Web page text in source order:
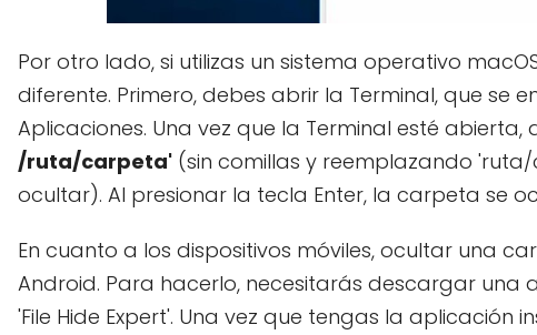
Por otro lado, si utilizas un sistema operativo
diferente. Primero, debes abrir la Terminal, que
Aplicaciones. Una vez que la Terminal esté
/ruta/carpeta' (sin comillas y reemplazando
ocultar). Al presionar la tecla Enter, la carpeta se
En cuanto a los dispositivos móviles, ocultar una
Android. Para hacerlo, necesitarás descargar una
'File Hide Expert'. Una vez que tengas la